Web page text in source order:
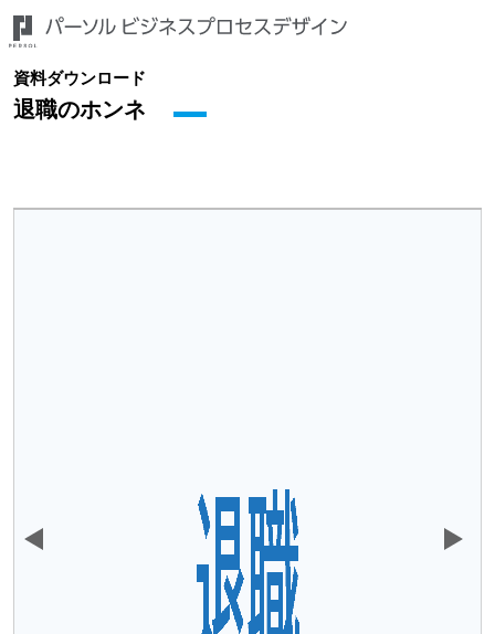
資料ダウンロード
退職のホンネ